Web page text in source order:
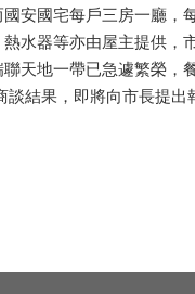
國安國宅每戶三房一
水器等亦由屋主提供
天地一帶已急遽繁榮
結果，即將向市長提